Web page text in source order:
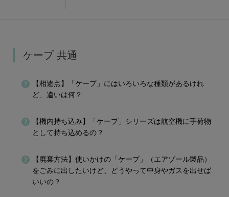
ケープ 共通
【相違点】「ケープ」にはいろいろな種類があるけれ
ど、違いは何？
【機内持ち込み】「ケープ」シリーズは航空機に手荷物
として持ち込めるの？
【廃棄方法】使いかけの「ケープ」（エアゾール製品）
をごみに出したいけど、どうやって中身やガスを出せば
いいの？